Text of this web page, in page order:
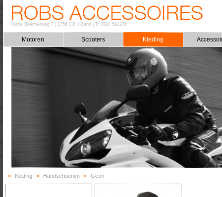
Korte Belkmerweg 7| 1756 CB 't Zand T: 0224 591230
Motoren Scooters Kleding
» Kleding » Handschoenen » Geen